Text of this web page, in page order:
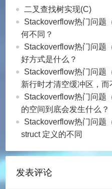
        return 0;
    }
q->isEmpty =
q->data[q-
q->rear =
    return 1;
}
int
if (q->front
        return 0;
q->front =
puts(\n，进4个
for (pos =
    }
for (pos = 0;
value =
printf(%d
    }
for (pos =
printf(%d
    }
二叉查找树实现(C)
Stackoverflow热门问题
何不同？
Stackoverflow热门问题
好方式是什么？
Stackoverflow热门问题
新行时才清空缓冲区，而
Stackoverflow热门问题
的空间到底会发生什么？
Stackoverflow热门问题
struct 定义的不同
发表评论